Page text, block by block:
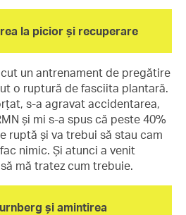
la picior și recuperare
un antrenament de pregătire
o ruptură de fasciita plantară.
s-a agravat accidentarea,
și mi s-a spus că peste 40%
ruptă și va trebui să stau cam
nimic. Și atunci a venit
mă tratez cum trebuie.
și amintirea